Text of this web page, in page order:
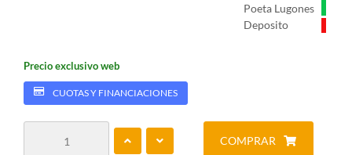
Poeta Lugones
Deposito
Precio exclusivo web
CUOTAS Y FINANCIACIONES
COMPRAR